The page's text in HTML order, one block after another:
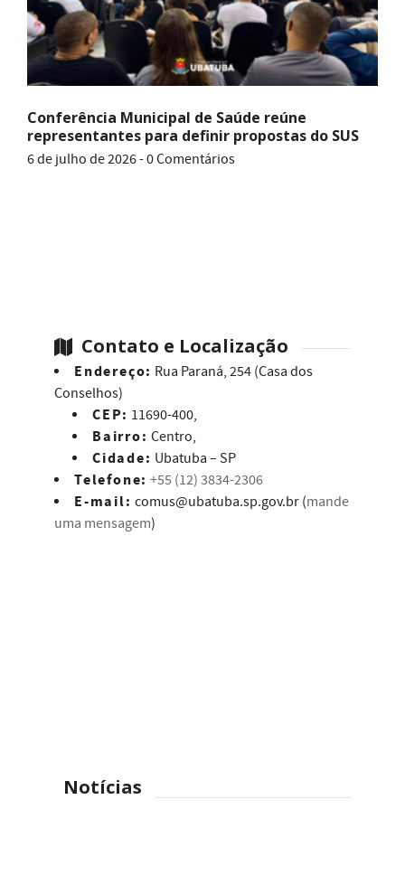
Conferência Municipal de Saúde reúne
representantes para definir propostas do SUS
6 de julho de 2026 - 0 Comentários
Contato e Localização
Endereço: Rua Paraná, 254 (Casa dos
Conselhos)
CEP: 11690-400,
Bairro: Centro,
Cidade: Ubatuba – SP
Telefone: +55 (12) 3834-2306
E-mail: comus@ubatuba.sp.gov.br (mande
uma mensagem)
Notícias